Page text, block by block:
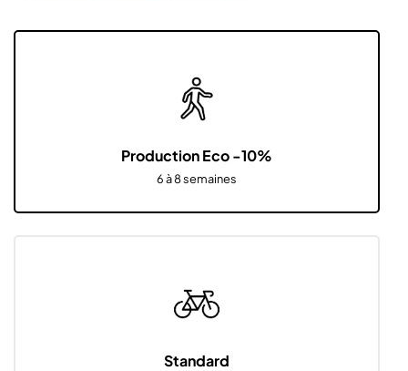
Production Eco -10%
6 à 8 semaines
Standard